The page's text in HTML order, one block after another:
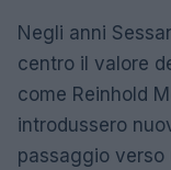
Negli anni
centro il valore
come Reinhold
introdussero
passaggio verso